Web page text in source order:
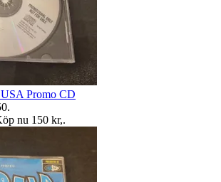
Promo CD
.
nu 150 kr,.